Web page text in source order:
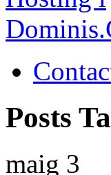
Posts
maig 3